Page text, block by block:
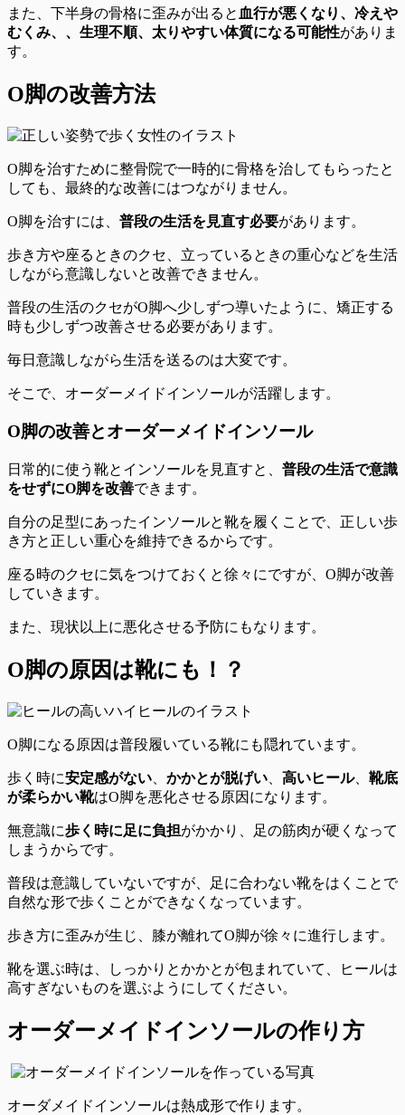
また、下半身の骨格に歪みが出ると 血行が悪くなり、冷えや
むくみ、、生理不順、太りやすい体質になる可能性がありま
す。
O脚の改善方法
O脚を治すために整骨院で一時的に骨格を治してもらったと
しても、最終的な改善にはつながりません。
O脚を治すには、 普段の生活を見直す必要があります。
歩き方や座るときのクセ、 立っているときの重心などを生活
しながら意識しないと改善できません。
普段の生活のクセがO脚へ少しずつ導いたように、矯正する
時も少しずつ改善させる必要があります。
毎日意識しながら生活を送るのは大変です。
そこで、オーダーメイドインソールが活躍します。
O脚の改善とオーダーメイドインソール
日常的に使う靴とインソールを見直すと、 普段の生活で意識
をせずにO脚を改善できます。
自分の足型にあったインソールと靴を履くことで、 正しい歩
き方と正しい重心を維持できるからです。
座る時のクセに気をつけておくと徐々にですが、O脚が改善
していきます。
また、 現状以上に悪化させる予防にもなります。
O脚の原因は靴にも！？
O脚になる原因は普段履いている靴にも 隠れています。
歩く時に安定感がない かかとが脱げい 高いヒール、 靴底
が柔らかい靴はO脚を悪化させる原因 になります。
無意識に歩く時に足に負担がかかり、足の筋肉が硬くなって
しまうからです。
普段は意識していないですが、
足に合わない靴をはくことで
自然な形で歩くことができなくなっています。
歩き方に歪みが生じ、膝が離れてO脚が徐々に進行します。
靴を選ぶ時は、しっかりとかかとが包まれていて、ヒールは
高すぎないものを選ぶようにしてください。
オーダーメイドインソールの作り方
オーダメイドインソールは熱成形で作ります。